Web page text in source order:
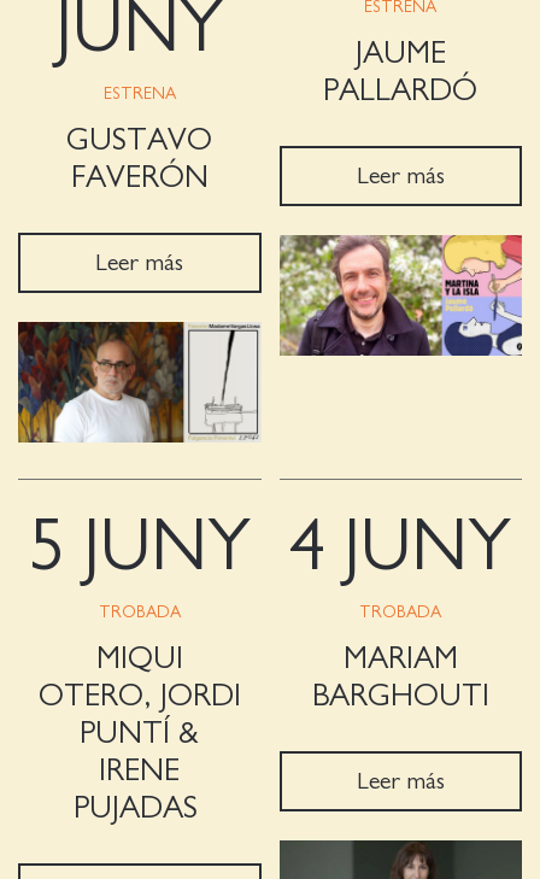
JUNY
ESTRENA
GUSTAVO
FAVERÓN
Leer más
ESTRENA
JAUME
PALLARDÓ
Leer más
5 JUNY
TROBADA
MIQUI
OTERO, JORDI
PUNTÍ &
IRENE
PUJADAS
4 JUNY
TROBADA
MARIAM
BARGHOUTI
Leer más